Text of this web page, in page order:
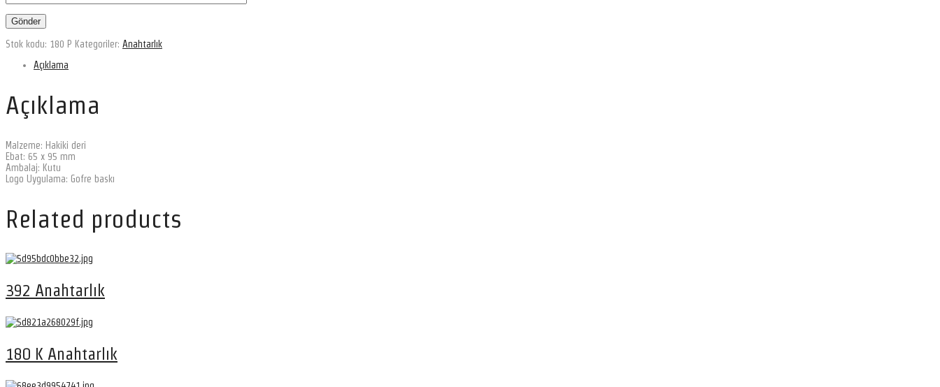
Stok kodu: 180 P Kategoriler: Anahtarlık
Açıklama
Açıklama
Malzeme: Hakiki deri
Ebat: 65 x 95 mm
Ambalaj: Kutu
Logo Uygulama: Gofre baskı
Related products
392 Anahtarlık
180 K Anahtarlık